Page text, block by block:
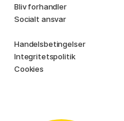
Bliv forhandler
Socialt ansvar
Handelsbetingelser
Integritetspolitik
Cookies